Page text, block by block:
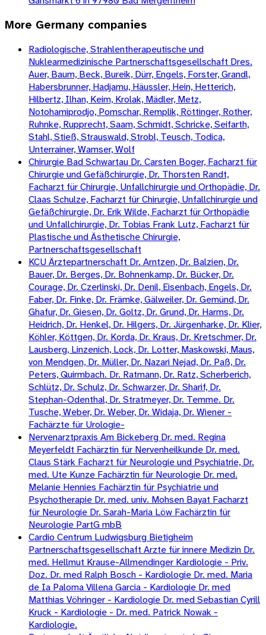
More Germany companies
Radiologische, Strahlentherapeutische und
Nuklearmedizinische Partnerschaftsgesellschaft Dres.
Auer, Baum, Beck, Bureik, Dürr, Engels, Forster, Grandl,
Habersbrunner, Hadjamu, Häussler, Hein, Hetterich,
Hilbertz, Ilhan, Keim, Krolak, Mädler, Metz,
Notohamiprodjo, Pomschar, Remplik, Röttinger, Rother,
Ruhnke, Rupprecht, Saam, Schmidt, Schricke, Seifarth,
Stahl, Stieß, Strauswald, Strobl, Teusch, Todica,
Unterrainer, Wamser, Wolf
Chirurgie Bad Schwartau Dr. Carsten Boger, Facharzt für
Chirurgie und Gefäßchirurgie, Dr. Thorsten Randt,
Facharzt für Chirurgie, Unfallchirurgie und Orthopädie, Dr.
Claas Schulze, Facharzt für Chirurgie, Unfallchirurgie und
Gefäßchirurgie, Dr. Erik Wilde, Facharzt für Orthopädie
und Unfallchirurgie, Dr. Tobias Frank Lutz, Facharzt für
Plastische und Ästhetische Chirurgie,
Partnerschaftsgesellschaft
KCU Ärztepartnerschaft Dr. Arntzen, Dr. Balzien, Dr.
Bauer, Dr. Berges, Dr. Bohnenkamp, Dr. Bücker, Dr.
Courage, Dr. Czerlinski, Dr. Denil, Eisenbach, Engels, Dr.
Faber, Dr. Finke, Dr. Främke, Gälweiler, Dr. Gemünd, Dr.
Ghafur, Dr. Giesen, Dr. Goltz, Dr. Grund, Dr. Harms, Dr.
Heidrich, Dr. Henkel, Dr. Hilgers, Dr. Jürgenharke, Dr. Klier,
Köhler, Köttgen, Dr. Korda, Dr. Kraus, Dr. Kretschmer, Dr.
Lausberg, Linzenich, Lock, Dr. Lotter, Maskowski, Maus,
von Mendgen, Dr. Müller, Dr. Nazari Nejad, Dr. Paß, Dr.
Peters, Quirmbach. Dr. Ratmann, Dr. Ratz, Scherberich,
Schlütz, Dr. Schulz, Dr. Schwarzer, Dr. Sharif, Dr.
Stephan-Odenthal, Dr. Stratmeyer, Dr. Temme. Dr.
Tusche, Weber, Dr. Weber, Dr. Widaja, Dr. Wiener -
Fachärzte für Urologie-
Nervenarztpraxis Am Bickeberg Dr. med. Regina
Meyerfeldt Fachärztin für Nervenheilkunde Dr. med.
Claus Stärk Facharzt für Neurologie und Psychiatrie, Dr.
med. Ute Kunze Fachärztin für Neurologie Dr. med.
Melanie Hennies Fachärztin für Psychiatrie und
Psychotherapie Dr. med. univ. Mohsen Bayat Facharzt
für Neurologie Dr. Sarah-Maria Löw Fachärztin für
Neurologie PartG mbB
Cardio Centrum Ludwigsburg Bietigheim
Partnerschaftsgesellschaft Arzte für innere Medizin Dr.
med. Hellmut Krause-Allmendinger Kardiologie - Priv.
Doz. Dr. med Ralph Bosch - Kardiologie Dr. med. Maria
de Ia Paloma Villena Garcia - Kardiologie Dr. med
Matthias Vöhringer - Kardiologie Dr. med Sebastian Cyrill
Kruck - Kardiologie - Dr. med. Patrick Nowak -
Kardiologie.